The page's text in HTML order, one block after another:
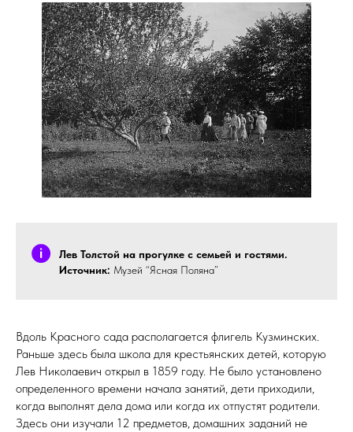
Лев Толстой на прогулке с семьей и гостями.
Источник: Музей “Ясная Поляна”
Вдоль Красного сада располагается флигель Кузминских.
Раньше здесь была школа для крестьянских детей, которую
Лев Николаевич открыл в 1859 году. Не было установлено
определенного времени начала занятий, дети приходили,
когда выполнят дела дома или когда их отпустят родители.
Здесь они изучали 12 предметов, домашних заданий не